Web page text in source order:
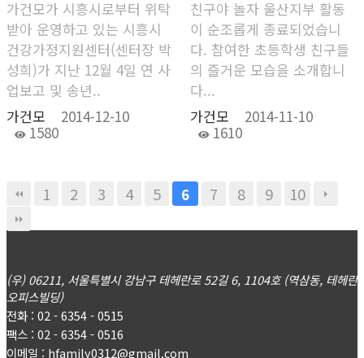
가건모가 시흥시로부터 위탁
받아 운영하고 있는 시흥시
건강가정지원센터(센터장 박
성희)가 지난 12월 4일 연 사
업보고 및 송년..
가건모
2014-12-10
1580
친구야 놀자 울산지부 활동
이 순조롭게 종료되었습니
다. 참여한 초등학생 친구들
의 즐거운 모습을 소개합니
다...
가건모
2014-11-10
1610
1 2 3 4 5 6 7 8 9 10
(우) 06211, 서울특별시 강남구 테헤란로 52길 6, 1104호 (역삼동, 테헤란
오피스빌딩)
전화 : 02 - 6354 - 0515
팩스 : 02 - 6354 - 0516
이메일 : hfamily0312@gmail.com